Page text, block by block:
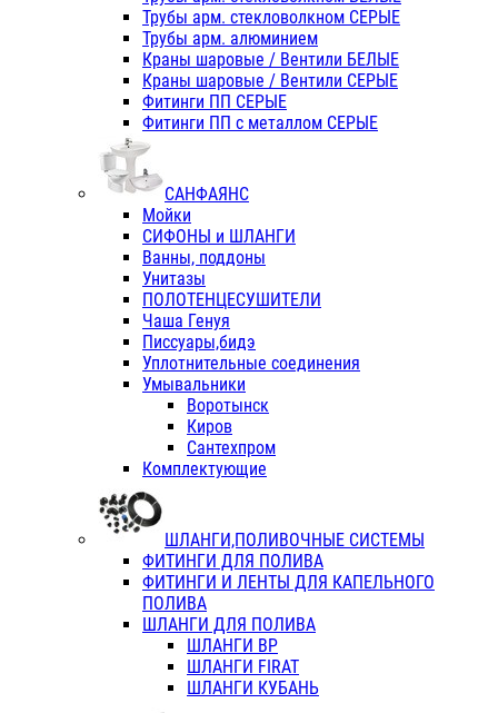
Трубы арм. стекловолкном СЕРЫЕ
Трубы арм. алюминием
Краны шаровые / Вентили БЕЛЫЕ
Краны шаровые / Вентили СЕРЫЕ
Фитинги ПП СЕРЫЕ
Фитинги ПП с металлом СЕРЫЕ
САНФАЯНС
Мойки
СИФОНЫ и ШЛАНГИ
Ванны, поддоны
Унитазы
ПОЛОТЕНЦЕСУШИТЕЛИ
Чаша Генуя
Писсуары,бидэ
Уплотнительные соединения
Умывальники
Воротынск
Киров
Сантехпром
Комплектующие
ШЛАНГИ,ПОЛИВОЧНЫЕ СИСТЕМЫ
ФИТИНГИ ДЛЯ ПОЛИВА
ФИТИНГИ И ЛЕНТЫ ДЛЯ КАПЕЛЬНОГО
ПОЛИВА
ШЛАНГИ ДЛЯ ПОЛИВА
ШЛАНГИ ВР
ШЛАНГИ FIRAT
ШЛАНГИ КУБАНЬ